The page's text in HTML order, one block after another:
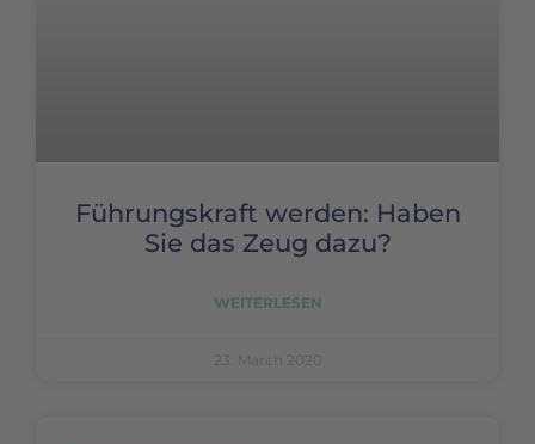
Führungskraft werden: Haben
Sie das Zeug dazu?
WEITERLESEN
23. March 2020